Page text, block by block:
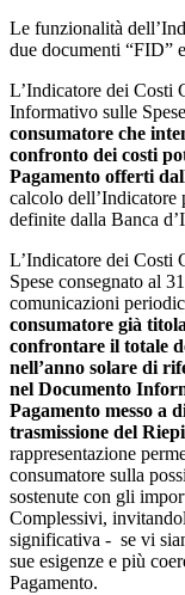
Le funzionalità
due documenti “FID”
L’Indicatore dei Costi
Informativo sulle
consumatore che
confronto dei costi
Pagamento offerti
calcolo dell’Indicatore
definite dalla Banca
L’Indicatore dei Costi
Spese consegnato al
comunicazioni
consumatore già
confrontare il totale
nell’anno solare di
nel Documento
Pagamento messo a
trasmissione del
rappresentazione
consumatore sulla
sostenute con gli
Complessivi,
significativa - se vi
sue esigenze e più
Pagamento.